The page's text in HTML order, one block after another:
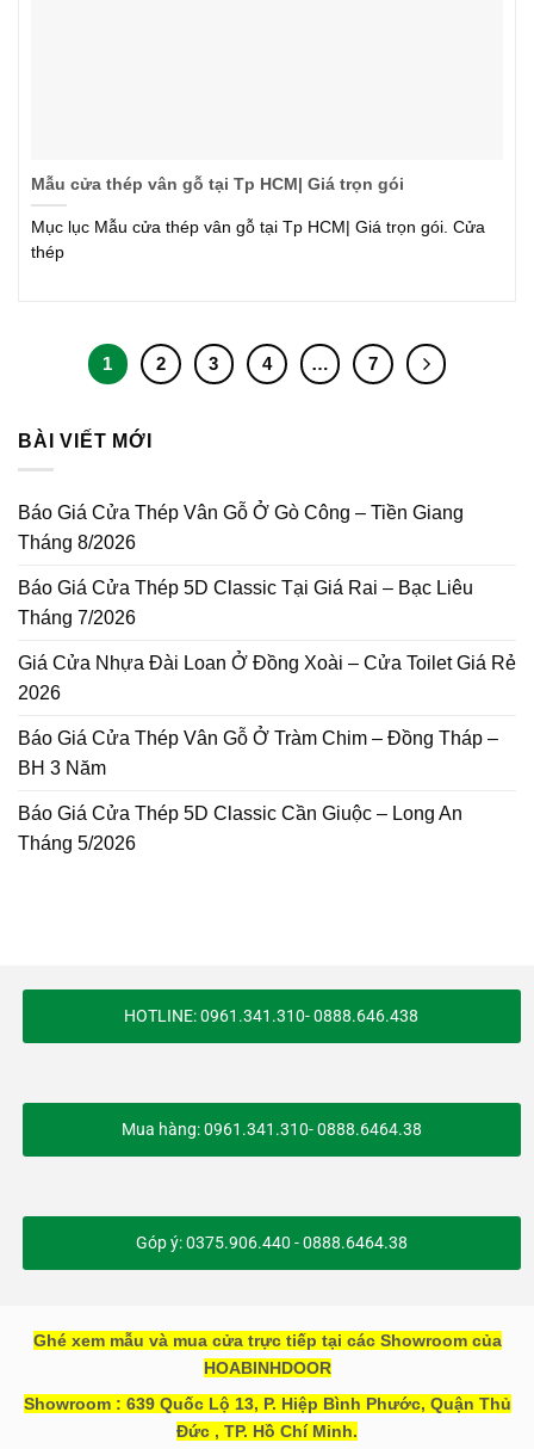
Mẫu cửa thép vân gỗ tại Tp HCM| Giá trọn gói
Mục lục Mẫu cửa thép vân gỗ tại Tp HCM| Giá trọn gói. Cửa
thép
1 2 3 4 … 7
BÀI VIẾT MỚI
Báo Giá Cửa Thép Vân Gỗ Ở Gò Công – Tiền Giang
Tháng 8/2026
Báo Giá Cửa Thép 5D Classic Tại Giá Rai – Bạc Liêu
Tháng 7/2026
Giá Cửa Nhựa Đài Loan Ở Đồng Xoài – Cửa Toilet Giá Rẻ
2026
Báo Giá Cửa Thép Vân Gỗ Ở Tràm Chim – Đồng Tháp –
BH 3 Năm
Báo Giá Cửa Thép 5D Classic Cần Giuộc – Long An
Tháng 5/2026
HOTLINE: 0961.341.310- 0888.646.438
Mua hàng: 0961.341.310- 0888.6464.38
Góp ý: 0375.906.440 - 0888.6464.38
Ghé xem mẫu và mua cửa trực tiếp tại các Showroom của
HOABINHDOOR
Showroom : 639 Quốc Lộ 13, P. Hiệp Bình Phước, Quận Thủ
Đức , TP. Hồ Chí Minh.